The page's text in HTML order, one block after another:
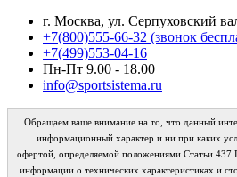
г. Москва, ул. Серпуховский
+7(800)555-66-32 (звонок
+7(499)553-04-16
Пн-Пт 9.00 - 18.00
info@sportsistema.ru
Обращаем ваше внимание на то, что данный
информационный характер и ни при каких
офертой, определяемой положениями Статьи
информации о технических характеристиках и